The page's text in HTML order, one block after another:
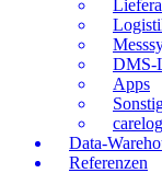
DMS-
Apps
Data-
Referenzen